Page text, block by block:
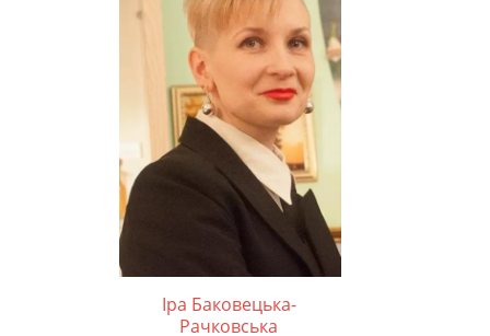
Іра Баковецька-
Рачковська